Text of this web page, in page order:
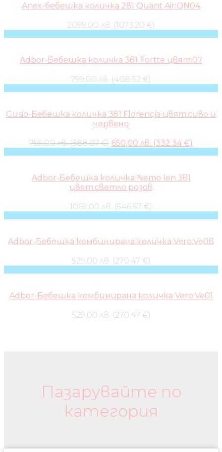
Anex-бебешка количка 2в1 Quant Air:QN04
2099,00 лв. (1073.20 €)
Adbor-Бебешка количка 3в1 Fortte цвят:07
799,00 лв. (408.52 €)
Gusio-Бебешка количка 3в1 Florencja цвят:сиво и
червено
759,00 лв. (388.07 €) Original
650,00 лв. (332.34 €)
Adbor-Бебешка количка Nemo len 3в1
цвят:светло розов
1069,00 лв. (546.57 €)
Adbor-Бебешка комбинирана количка Vero:Ve08
529,00 лв. (270.47 €)
Adbor-Бебешка комбинирана количка Vero:Ve01
529,00 лв. (270.47 €)
Пазарувайте по
категория